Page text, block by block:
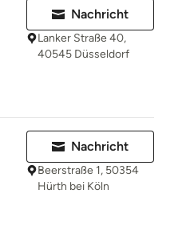
Nachricht
Lanker Straße 40,
40545 Düsseldorf
Nachricht
Beerstraße 1, 50354
Hürth bei Köln